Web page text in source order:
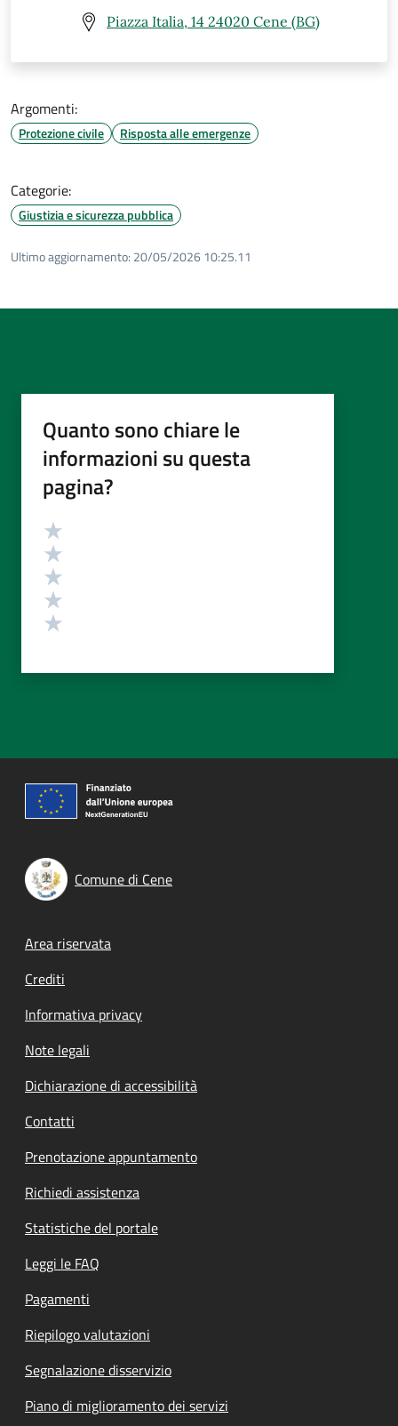
Piazza Italia, 14 24020 Cene (BG)
Argomenti:
Protezione civile Risposta alle emergenze
Categorie:
Giustizia e sicurezza pubblica
Ultimo aggiornamento: 20/05/2026 10:25.11
Quanto sono chiare le
informazioni su questa
pagina?
Valutazione
Comune di Cene
Footer menu
Area riservata
Crediti
Informativa privacy
Note legali
Dichiarazione di accessibilità
Contatti
Prenotazione appuntamento
Richiedi assistenza
Statistiche del portale
Leggi le FAQ
Pagamenti
Riepilogo valutazioni
Segnalazione disservizio
Piano di miglioramento dei servizi